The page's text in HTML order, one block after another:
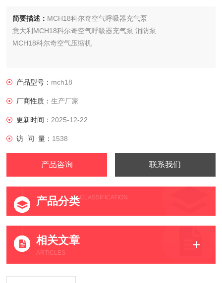
简要描述： MCH18科尔奇空气呼吸器充气泵
意大利MCH18科尔奇空气呼吸器充气泵 消防泵
MCH18科尔奇空气压缩机
产品型号： mch18
厂商性质：生产厂家
更新时间： 2025-12-22
访 问 量： 1538
产品咨询 联系我们
产品分类CLASSIFICATION
相关文章
ARTICLES